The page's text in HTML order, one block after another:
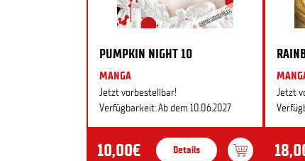
PUMPKIN NIGHT 10
MANGA
Jetzt vorbestellbar!
Verfügbarkeit: Ab dem 10.06.2027
10,00€ Details
Jetzt